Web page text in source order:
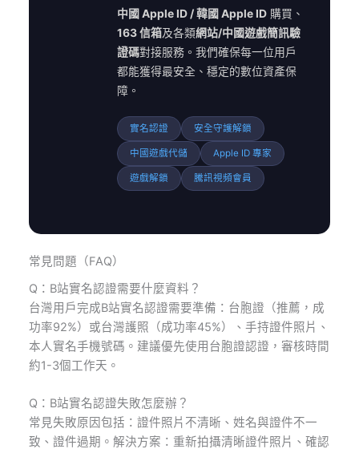
中國 Apple ID / 韓國 Apple ID 購買、
163 信箱及各類網站/中國遊戲簡訊驗
證碼對接服務。我們確保每一位用戶
都能獲得最安全、穩定的數位資產保
障。
實名認證 安全守護解鎖
中國遊戲代儲 Apple ID 專家
遊戲解鎖 騰訊視頻會員
常見問題（FAQ）
Q：B站實名認證需要什麼資料？
台灣用戶完成B站實名認證需要準備：台胞證（推薦，成
功率92%）或台灣護照（成功率45%）、手持證件照片、
本人實名手機號碼。建議優先使用台胞證認證，審核時間
約1-3個工作天。
Q：B站實名認證失敗怎麼辦？
常見失敗原因包括：證件照片不清晰、姓名與證件不一
致、證件過期。解決方案：重新拍攝清晰證件照片、確認